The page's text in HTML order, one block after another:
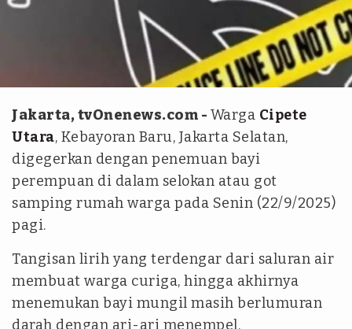
Jakarta, tvOnenews.com - Warga Cipete
Utara, Kebayoran Baru, Jakarta Selatan,
digegerkan dengan penemuan bayi
perempuan di dalam selokan atau got
samping rumah warga pada Senin (22/9/2025)
pagi.
Tangisan lirih yang terdengar dari saluran air
membuat warga curiga, hingga akhirnya
menemukan bayi mungil masih berlumuran
darah dengan ari-ari menempel.